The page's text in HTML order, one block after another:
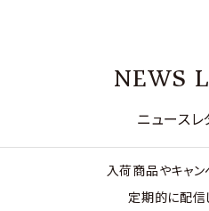
NEWS
ニュース
入荷商品やキャ
定期的に配信